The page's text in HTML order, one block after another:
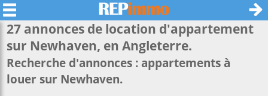
27 annonces de location d'appartement
sur Newhaven, en Angleterre.
Recherche d'annonces : appartements à
louer sur Newhaven.